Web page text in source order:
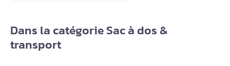
Dans la catégorie Sac à dos &
transport